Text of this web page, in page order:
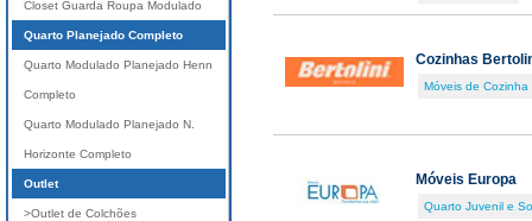
Cozinhas
Móveis de Cozinha
Móveis Europa
Quarto Juvenil e
Closet Guarda Roupa Modulado
Quarto Planejado Completo
Quarto Modulado Planejado Henn
Completo
Quarto Modulado Planejado N.
Horizonte Completo
Outlet
>Outlet de Colchões